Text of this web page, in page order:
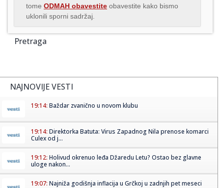
tome ODMAH obavestite obavestite kako bismo
uklonili sporni sadržaj.
Pretraga
NAJNOVIJE VESTI
19:14: Baždar zvanično u novom klubu
19:14: Direktorka Batuta: Virus Zapadnog Nila prenose komarci
Culex od j...
19:12: Holivud okrenuo leđa Džaredu Letu? Ostao bez glavne
uloge nakon...
19:07: Najniža godišnja inflacija u Grčkoj u zadnjih pet meseci